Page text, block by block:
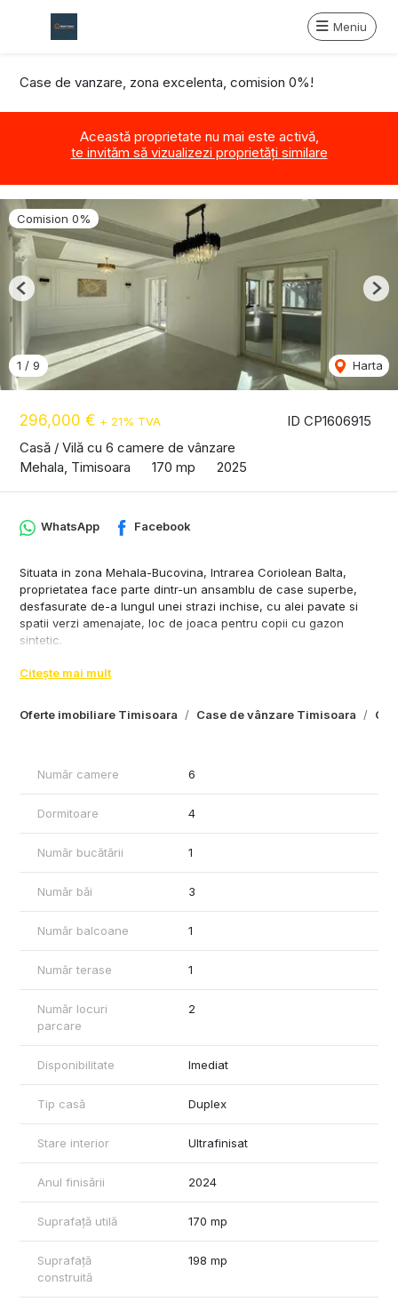
Meniu
Case de vanzare, zona excelenta, comision 0%!
Această proprietate nu mai este activă,
te invităm să vizualizezi proprietăți similare
ID CP1606915
296,000 € + 21% TVA
Casă / Vilă cu 6 camere de vânzare
Mehala, Timisoara
170 mp 2025
Comision 0%
1 / 9 Harta
Previous
Oferte imobiliare Timisoara Case de vânzare Timisoara
WhatsApp Facebook
Situata in zona Mehala-Bucovina, Intrarea Coriolean Balta,
proprietatea face parte dintr-un ansamblu de case superbe,
desfasurate de-a lungul unei strazi inchise, cu alei pavate si
spatii verzi amenajate, loc de joaca pentru copii cu gazon
sintetic.
min de Iulius Town, City Business Center, 5 min de Vox
-etaj: dormitor matrimonial+baie, 2 dormitoare , baie
- mansarda: baie, spatiu multifunctioal generos pe care-l puteti
compartimenta dupa cum doriti
Sună acum pentru a afla mai multe detalii și pentru a începe
călătoria către casa ta de vis!
Pretul nu include TVA.
Pentru mai multe detalii sau programarea unei vizionari nu
ezitati sa ne contactati.
Citește mai mult
Număr camere 6
Dormitoare 4
Număr bucătării 1
Număr băi 3
Număr balcoane 1
Număr terase 1
Număr locuri
parcare
2
Disponibilitate Imediat
Tip casă Duplex
Stare interior Ultrafinisat
Anul finisării 2024
Suprafață utilă 170 mp
Suprafață
construită
198 mp